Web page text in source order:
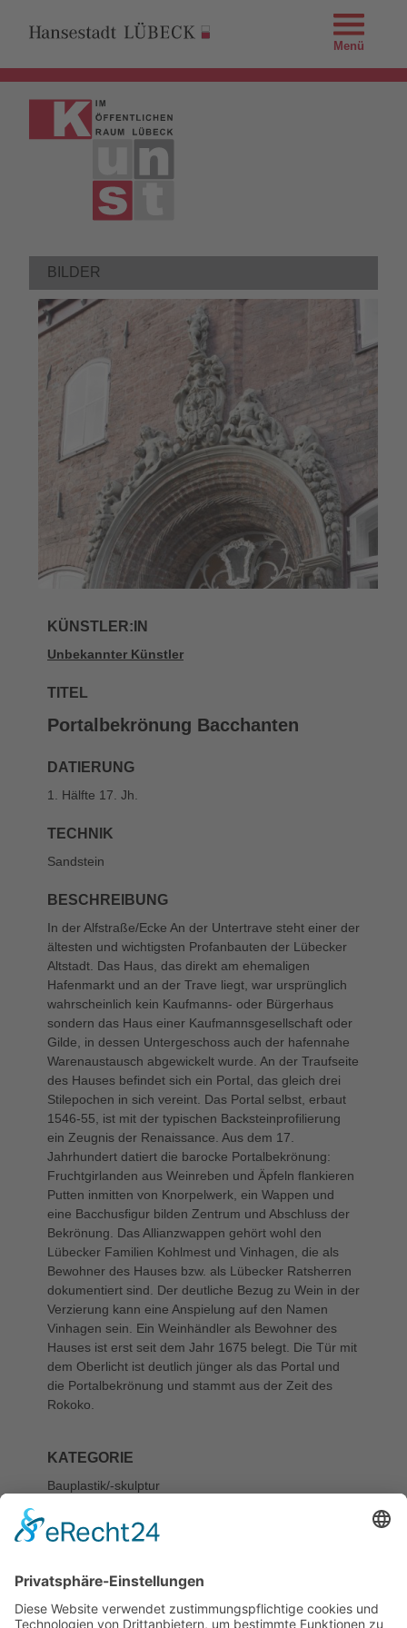
Menü
KÜNSTLER:IN
Unbekannter Künstler
TITEL
Portalbekrönung Bacchanten
DATIERUNG
1. Hälfte 17. Jh.
TECHNIK
Sandstein
BESCHREIBUNG
In der Alfstraße/Ecke An der Untertrave steht einer der
ältesten und wichtigsten Profanbauten der Lübecker
Altstadt. Das Haus, das direkt am ehemaligen
Hafenmarkt und an der Trave liegt, war ursprünglich
wahrscheinlich kein Kaufmanns- oder Bürgerhaus
sondern das Haus einer Kaufmannsgesellschaft oder
Gilde, in dessen Untergeschoss auch der hafennahe
Warenaustausch abgewickelt wurde. An der Traufseite
des Hauses befindet sich ein Portal, das gleich drei
Stilepochen in sich vereint. Das Portal selbst, erbaut
1546-55, ist mit der typischen Backsteinprofilierung
ein Zeugnis der Renaissance. Aus dem 17.
Jahrhundert datiert die barocke Portalbekrönung:
Fruchtgirlanden aus Weinreben und Äpfeln flankieren
Putten inmitten von Knorpelwerk, ein Wappen und
eine Bacchusfigur bilden Zentrum und Abschluss der
Bekrönung. Das Allianzwappen gehört wohl den
Lübecker Familien Kohlmest und Vinhagen, die als
Bewohner des Hauses bzw. als Lübecker Ratsherren
dokumentiert sind. Der deutliche Bezug zu Wein in der
Verzierung kann eine Anspielung auf den Namen
Vinhagen sein. Ein Weinhändler als Bewohner des
Hauses ist erst seit dem Jahr 1675 belegt. Die Tür mit
dem Oberlicht ist deutlich jünger als das Portal und
die Portalbekrönung und stammt aus der Zeit des
Rokoko.
KATEGORIE
Bauplastik/-skulptur
STANDORT
EIGENTÜMER
Hansestadt Lübeck
BILDER